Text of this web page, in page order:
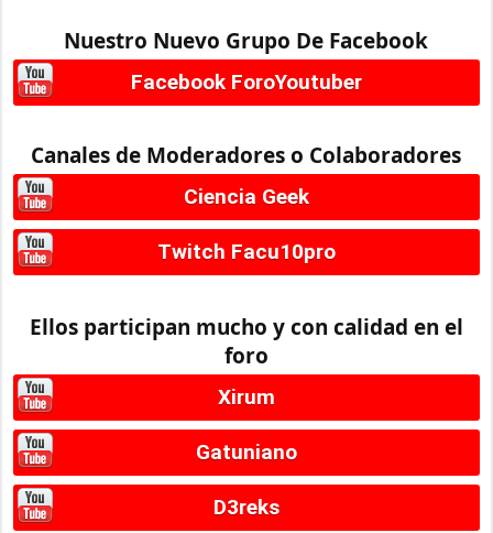
Nuestro Nuevo Grupo De Facebook
Facebook ForoYoutuber
Canales de Moderadores o Colaboradores
Ciencia Geek
Twitch Facu10pro
Ellos participan mucho y con calidad en el
foro
Xirum
Gatuniano
D3reks